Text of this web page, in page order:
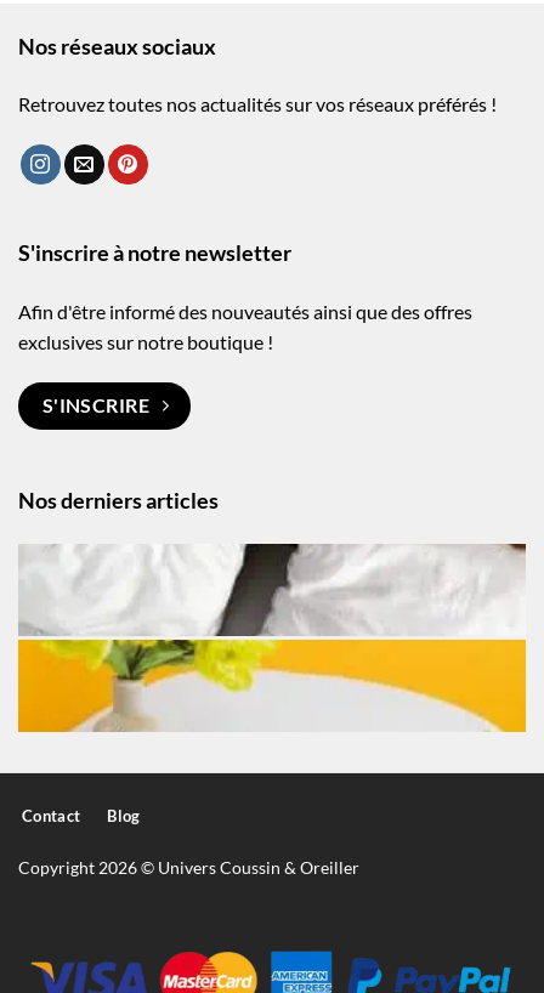
Nos réseaux sociaux
Retrouvez toutes nos actualités sur vos réseaux préférés !
Nos derniers articles
S'inscrire à notre newsletter
Afin d'être informé des nouveautés ainsi que des offres
exclusives sur notre boutique !
S'INSCRIRE
Contact Blog
Copyright 2026 © Univers Coussin & Oreiller